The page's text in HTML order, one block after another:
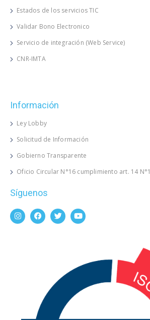
Estados de los servicios TIC
Validar Bono Electronico
Servicio de integración (Web Service)
CNR-IMTA
Información
Ley Lobby
Solicitud de Información
Gobierno Transparente
Oficio Circular N°16 cumplimiento art. 14 N°1
Síguenos